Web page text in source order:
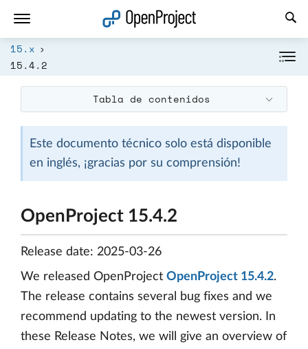
15.x
15.4.2
Tabla de contenidos
Este documento técnico solo está disponible
en inglés, ¡gracias por su comprensión!
OpenProject 15.4.2
Release date: 2025-03-26
We released OpenProject OpenProject 15.4.2.
The release contains several bug fixes and we
recommend updating to the newest version. In
these Release Notes, we will give an overview of
Abrir vínculo en un nuevo panel